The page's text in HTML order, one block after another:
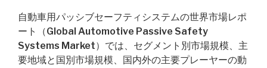
自動車用パッシブセーフティシステムの世界市場レポ
ート（Global Automotive Passive Safety
Systems Market）では、セグメント別市場規模、主
要地域と国別市場規模、国内外の主要プレーヤーの動